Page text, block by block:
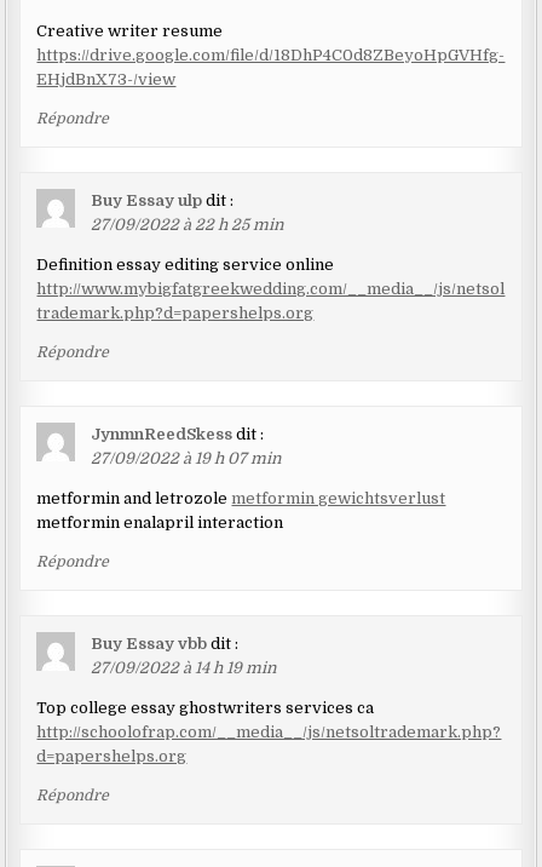
Creative writer resume
https://drive.google.com/file/d/18DhP4C0d8ZBeyoHpGVHfg-
EHjdBnX73-/view
Répondre
Buy Essay ulp dit :
27/09/2022 à 22 h 25 min
Definition essay editing service online
http://www.mybigfatgreekwedding.com/__media__/js/netsol
trademark.php?d=papershelps.org
Répondre
JynmnReedSkess dit :
27/09/2022 à 19 h 07 min
metformin and letrozole metformin gewichtsverlust
metformin enalapril interaction
Répondre
Buy Essay vbb dit :
27/09/2022 à 14 h 19 min
Top college essay ghostwriters services ca
http://schoolofrap.com/__media__/js/netsoltrademark.php?
d=papershelps.org
Répondre